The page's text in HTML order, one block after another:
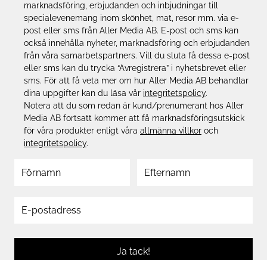
marknadsföring, erbjudanden och inbjudningar till
specialevenemang inom skönhet, mat, resor mm. via e-
post eller sms från Aller Media AB. E-post och sms kan
också innehålla nyheter, marknadsföring och erbjudanden
från våra samarbetspartners. Vill du sluta få dessa e-post
eller sms kan du trycka “Avregistrera” i nyhetsbrevet eller
sms. För att få veta mer om hur Aller Media AB behandlar
dina uppgifter kan du läsa vår integritetspolicy.
Notera att du som redan är kund/prenumerant hos Aller
Media AB fortsatt kommer att få marknadsföringsutskick
för våra produkter enligt våra allmänna villkor och
integritetspolicy.
Ja tack!